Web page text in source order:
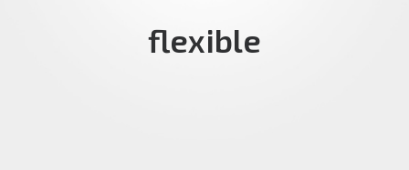
flexible